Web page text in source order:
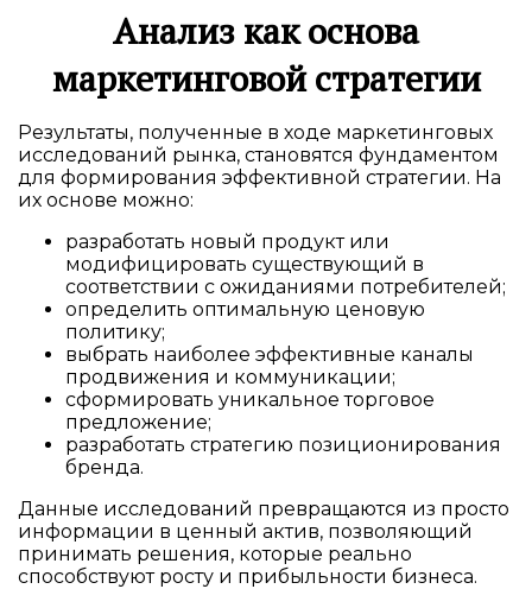
Анализ как основа
маркетинговой стратегии
Результаты, полученные в ходе маркетинговых
исследований рынка, становятся фундаментом
для формирования эффективной стратегии. На
их основе можно:
разработать новый продукт или
модифицировать существующий в
соответствии с ожиданиями потребителей;
определить оптимальную ценовую
политику;
выбрать наиболее эффективные каналы
продвижения и коммуникации;
сформировать уникальное торговое
предложение;
разработать стратегию позиционирования
бренда.
Данные исследований превращаются из просто
информации в ценный актив, позволяющий
принимать решения, которые реально
способствуют росту и прибыльности бизнеса.